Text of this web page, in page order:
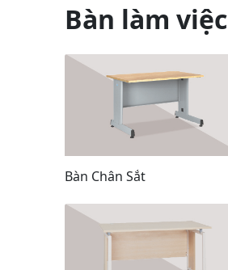
Bàn làm việc
Bàn Chân Sắt